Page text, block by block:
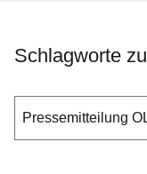
Schlagworte
Pressemitteilung